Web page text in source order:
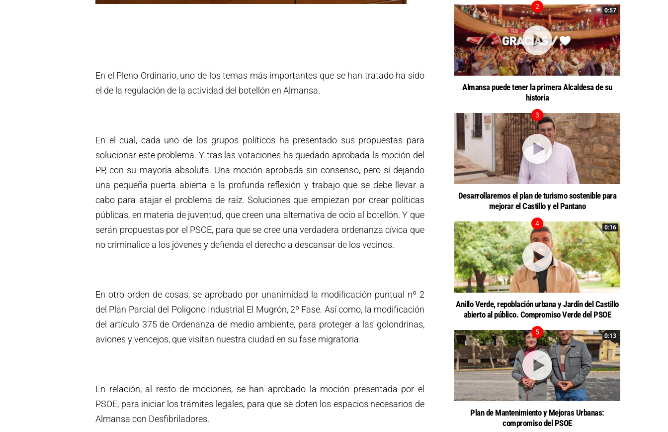
En el Pleno Ordinario, uno de los temas más importantes que se han tratado ha sido
el de la regulación de la actividad del botellón en Almansa.
En el cual, cada uno de los grupos políticos ha presentado sus propuestas para
solucionar este problema. Y tras las votaciones ha quedado aprobada la moción del
PP, con su mayoría absoluta. Una moción aprobada sin consenso, pero sí dejando
una pequeña puerta abierta a la profunda reflexión y trabajo que se debe llevar a
cabo para atajar el problema de raíz. Soluciones que empiezan por crear políticas
públicas, en materia de juventud, que creen una alternativa de ocio al botellón. Y que
serán propuestas por el PSOE, para que se cree una verdadera ordenanza cívica que
no criminalice a los jóvenes y defienda el derecho a descansar de los vecinos.
En otro orden de cosas, se aprobado por unanimidad la modificación puntual nº 2
del Plan Parcial del Polígono Industrial El Mugrón, 2º Fase. Así como, la modificación
del artículo 375 de Ordenanza de medio ambiente, para proteger a las golondrinas,
aviones y vencejos, que visitan nuestra ciudad en su fase migratoria.
En relación, al resto de mociones, se han aprobado la moción presentada por el
PSOE, para iniciar los trámites legales, para que se doten los espacios necesarios de
Almansa con Desfibriladores.
0:57
Almansa puede tener la primera Alcaldesa de su
historia
Desarrollaremos el plan de turismo sostenible para
mejorar el Castillo y el Pantano
0:16
Anillo Verde, repoblación urbana y Jardín del Castillo
abierto al público. Compromiso Verde del PSOE
0:13
Plan de Mantenimiento y Mejoras Urbanas:
compromiso del PSOE